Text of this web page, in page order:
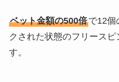
ベット金額の500倍で12個
クされた状態のフリースピ
す。